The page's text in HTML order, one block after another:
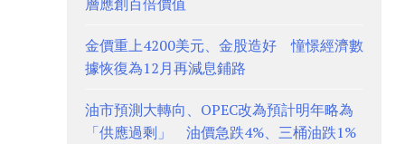
金價重上4200美元、金股造好 憧憬經濟數
據恢復為12月再減息鋪路
油市預測大轉向、OPEC改為預計明年略為
「供應過剩」 油價急跌4%、三桶油跌1%